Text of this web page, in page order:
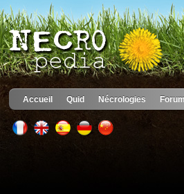
Accueil Quid Nécrologies Forum